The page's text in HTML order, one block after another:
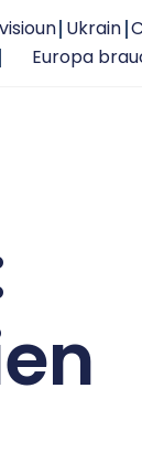
Ukrain
Europa